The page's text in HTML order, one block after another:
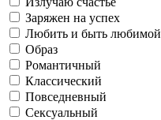
Работаю
Повседневный
Офис
Осень
Саморазвитие
Заряжен на успех
Любить и быть любимой
Образ
Романтичный
Классический
Повседневный
Сексуальный